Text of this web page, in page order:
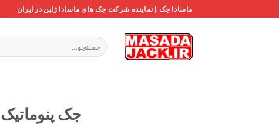
to
ماسادا جک | نماینده شرکت جک های ماسادا ژاپن در ایران
جستجو
برای:
جک